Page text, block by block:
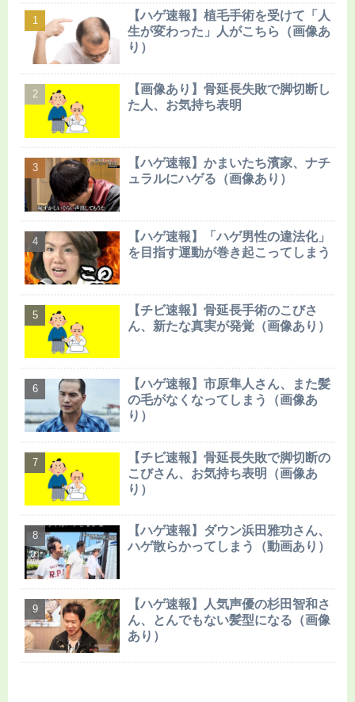
【ハゲ速報】植毛手術を受けて「人
生が変わった」人がこちら（画像あ
り）
【画像あり】骨延長失敗で脚切断し
た人、お気持ち表明
【ハゲ速報】かまいたち濱家、ナチ
ュラルにハゲる（画像あり）
【ハゲ速報】「ハゲ男性の違法化」
を目指す運動が巻き起こってしまう
【チビ速報】骨延長手術のこびさ
ん、新たな真実が発覚（画像あり）
【ハゲ速報】市原隼人さん、また髪
の毛がなくなってしまう（画像あ
り）
【チビ速報】骨延長失敗で脚切断の
こびさん、お気持ち表明（画像あ
り）
【ハゲ速報】ダウン浜田雅功さん、
ハゲ散らかってしまう（動画あり）
【ハゲ速報】人気声優の杉田智和さ
ん、とんでもない髪型になる（画像
あり）